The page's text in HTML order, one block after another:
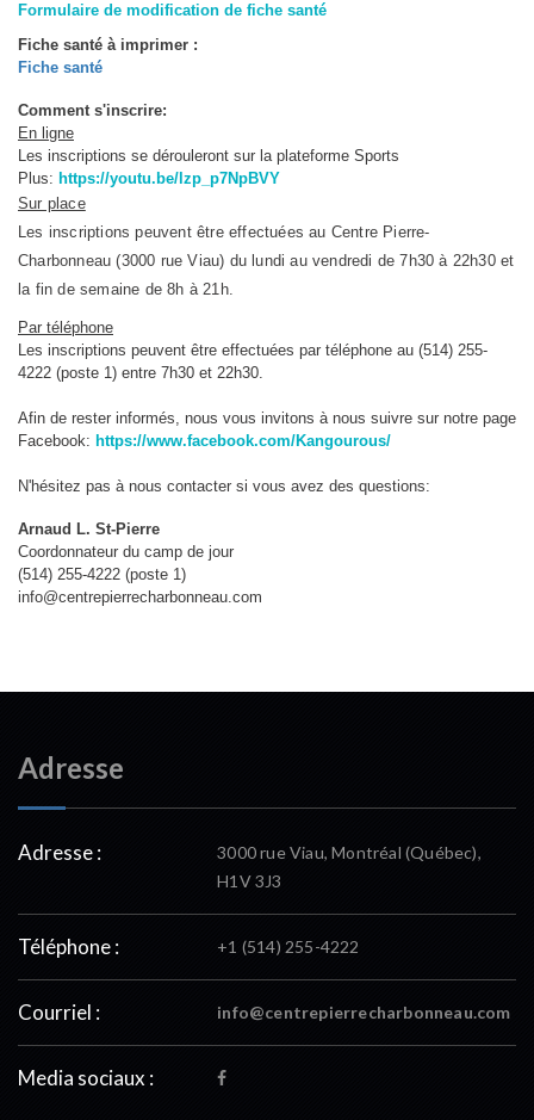
Formulaire de modification de fiche santé
Fiche santé à imprimer :
Fiche santé
Comment s'inscrire:
En ligne
Les inscriptions se dérouleront sur la plateforme Sports
Plus: https://youtu.be/lzp_p7NpBVY
Sur place
Les inscriptions peuvent être effectuées au Centre Pierre-
Charbonneau (3000 rue Viau) du lundi au vendredi de 7h30 à 22h30 et
la fin de semaine de 8h à 21h.
Par téléphone
Les inscriptions peuvent être effectuées par téléphone au (514) 255-
4222 (poste 1) entre 7h30 et 22h30.
Afin de rester informés, nous vous invitons à nous suivre sur notre page
Facebook: https://www.facebook.com/Kangourous/
N'hésitez pas à nous contacter si vous avez des questions:
Arnaud L. St-Pierre
Coordonnateur du camp de jour
(514) 255-4222 (poste 1)
info@centrepierrecharbonneau.com
Adresse
Adresse :
3000 rue Viau, Montréal (Québec),
H1V 3J3
Téléphone : +1 (514) 255-4222
Courriel : info@centrepierrecharbonneau.com
Media sociaux :